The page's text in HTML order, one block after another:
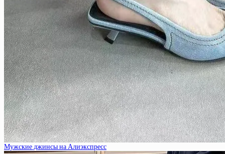
Мужские джинсы на Алиэкспресс